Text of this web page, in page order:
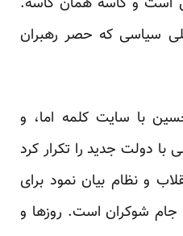
سیاسی که حصر رهبران
با سایت کلمه اما، و
دولت جدید را تکرار کرد
و نظام بیان نمود برای
شوکران است. روزها و